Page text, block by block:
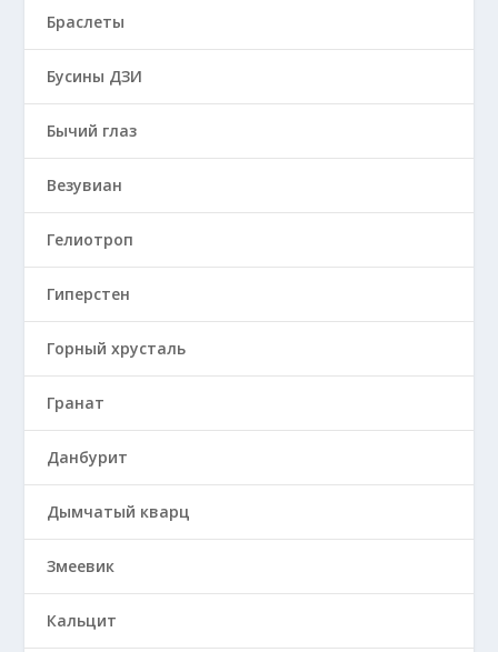
Браслеты
Бусины ДЗИ
Бычий глаз
Везувиан
Гелиотроп
Гиперстен
Горный хрусталь
Гранат
Данбурит
Дымчатый кварц
Змеевик
Кальцит